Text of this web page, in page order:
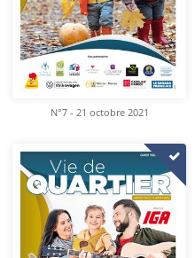
N°7 - 21 octobre 2021